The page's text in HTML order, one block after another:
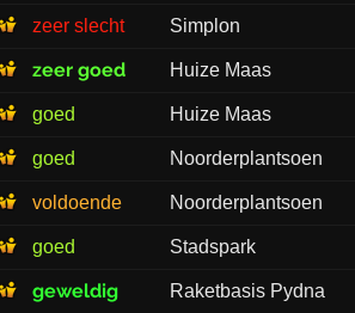
zeer slecht Simplon
zeer goed Huize Maas
goed Huize Maas
goed Noorderplantsoen
voldoende Noorderplantsoen
goed Stadspark
geweldig Raketbasis Pydna